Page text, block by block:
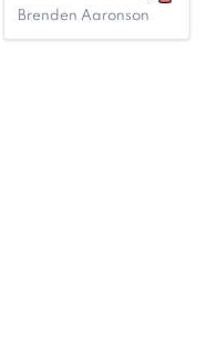
Brenden Aaronson